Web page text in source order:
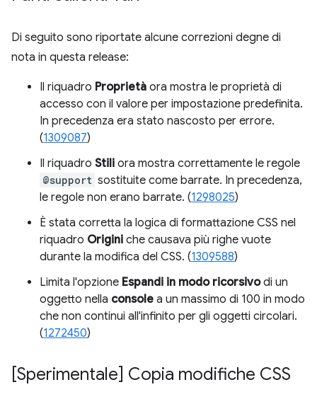
Di seguito sono riportate alcune correzioni degne di
nota in questa release:
Il riquadro Proprietà ora mostra le proprietà di
accesso con il valore per impostazione predefinita.
In precedenza era stato nascosto per errore.
(1309087)
Il riquadro Stili ora mostra correttamente le regole
@support sostituite come barrate. In precedenza,
le regole non erano barrate. (1298025)
È stata corretta la logica di formattazione CSS nel
riquadro Origini che causava più righe vuote
durante la modifica del CSS. (1309588)
Limita l'opzione Espandi in modo ricorsivodi un
oggetto nella console a un massimo di 100 in modo
che non continui all'infinito per gli oggetti circolari.
(1272450)
[Sperimentale] Copia modifiche CSS